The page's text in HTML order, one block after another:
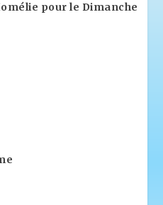
pour le Dimanche